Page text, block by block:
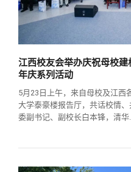
江西校友会举办庆祝母校
年庆系列活动
5月23日上午，来自母校及江西
大学泰豪楼报告厅，共话校情
委副书记、副校长白本锋，清华...